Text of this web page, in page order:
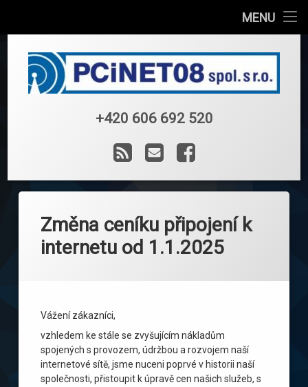
MENU
Televize
Ke stažení
Kontakt
Užitečné informace
obsahu
webu
PCiNET 08
+420 606 692 520
RSS E-mailFacebook
Změna ceníku připojení k
internetu od 1.1.2025
Vážení zákazníci,
vzhledem ke stále se zvyšujícím nákladům
spojených s provozem, údržbou a rozvojem naší
internetové sítě, jsme nuceni poprvé v historii naší
společnosti, přistoupit k úpravě cen našich služeb, s